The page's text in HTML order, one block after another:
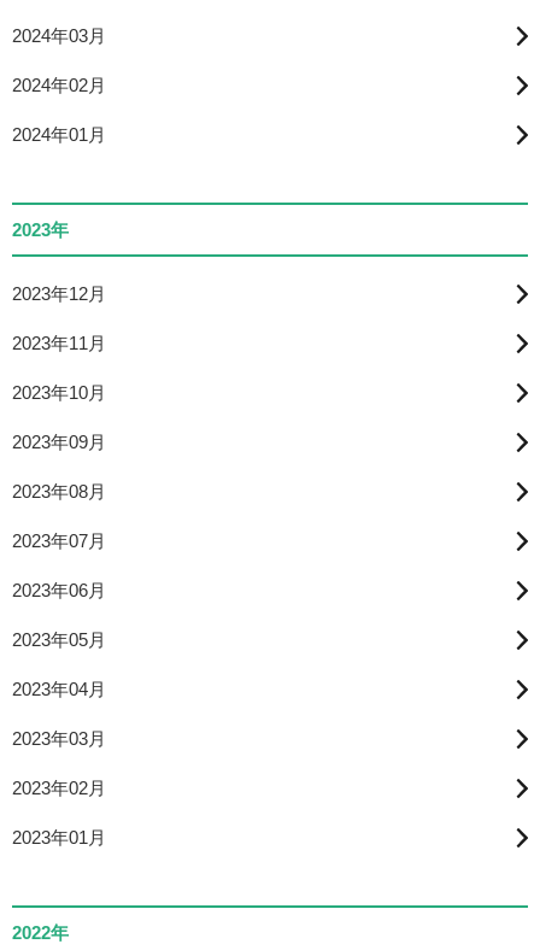
2024年03月
2024年02月
2024年01月
2023年
2023年12月
2023年11月
2023年10月
2023年09月
2023年08月
2023年07月
2023年06月
2023年05月
2023年04月
2023年03月
2023年02月
2023年01月
2022年